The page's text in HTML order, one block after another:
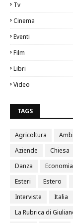
Tv
Cinema
Eventi
Film
Libri
Video
TAGS
Agricoltura
Aziende
Chiesa
Danza
Economia
Esteri
Estero
Interviste
Italia
La Rubrica di